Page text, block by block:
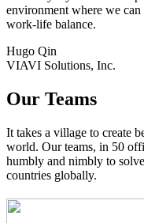
environment where we
work-life balance.
Hugo Qin
VIAVI Solutions, Inc.
Our Teams
It takes a village to create
world. Our teams, in 50
humbly and nimbly to
countries globally.